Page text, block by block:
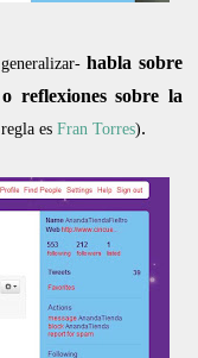
habla sobre
reflexiones sobre la
regla esFran Torres).